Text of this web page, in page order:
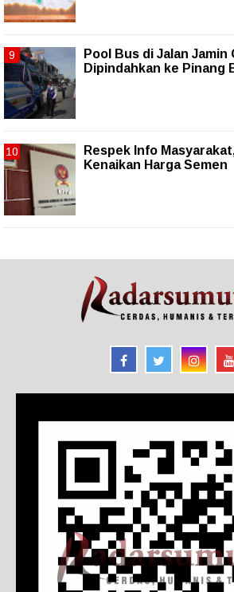
Pool Bus di Jalan Jamin
Dipindahkan ke Pinang
Respek Info
Kenaikan Harga Semen